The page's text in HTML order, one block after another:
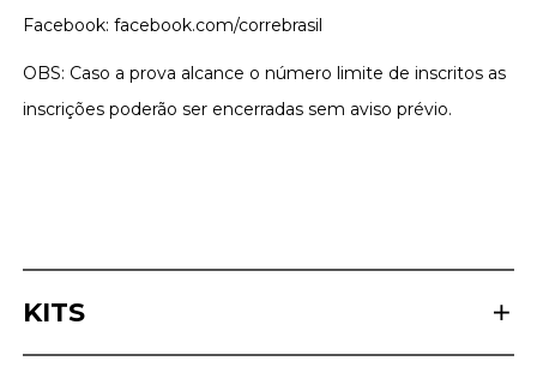
Facebook: facebook.com/correbrasil
OBS: Caso a prova alcance o número limite de inscritos as
inscrições poderão ser encerradas sem aviso prévio.
KITS